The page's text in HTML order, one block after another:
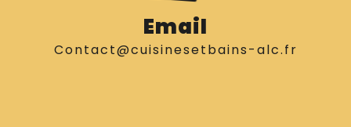
Email
contact@cuisinesetbains-alc.fr